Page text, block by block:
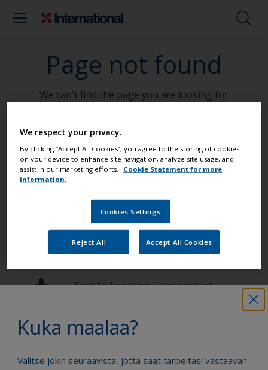
Page not found
We can't find the page you are looking for
Go To Home
Kuka maalaa?
Valitse jokin seuraavista, jotta saat tarpeitasi vastaavan
Maalaa veneesi kuin ammattilainen
Etsi parhaat tuotteet, joilla voit pitää
veneesi loistokunnossa
Saat kaiken tuen, jota tarvitset
Hyödy jatkuvasta innovaatiostamme ja
We respect your privacy.
By clicking “Accept All Cookies”, you agree to the storing of cookies
on your device to enhance site navigation, analyze site usage, and
assist in our marketing efforts.
Cookie Statement for more
information.
Cookies Settings
Reject All Accept All Cookies